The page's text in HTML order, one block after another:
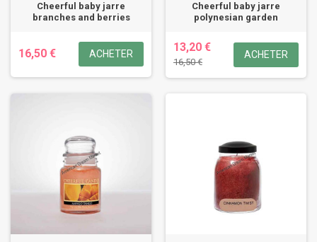
Cheerful baby jarre
branches and berries
16,50 € ACHETER
Cheerful baby jarre
polynesian garden
13,20 €
16,50 €
ACHETER